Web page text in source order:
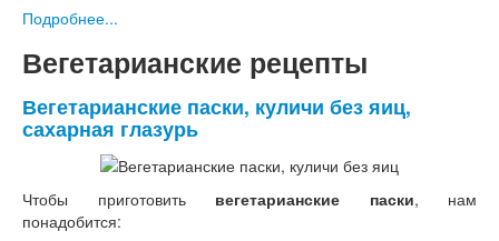
Подробнее...
Вегетарианские рецепты
Вегетарианские паски, куличи без яиц,
сахарная глазурь
Чтобы приготовитьвегетарианские паски, нам
понадобится: